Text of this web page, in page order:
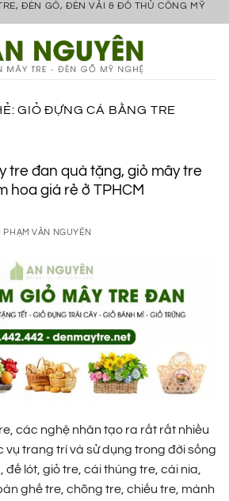
ĐÈN GỖ, ĐÈN VẢI & ĐỒ THỦ CÔNG MỸ
GIỎ ĐỰNG CÁ BẰNG TRE
tre đan quà tặng, giỏ mây tre
hoa giá rẻ ở TPHCM
PHẠM VĂN NGUYÊN
các nghệ nhân tạo ra rất rất nhiều
vụ trang trí và sử dụng trong đời sống
đế lót, giỏ tre, cái thúng tre, cái nia,
ghế tre, chõng tre, chiếu tre, mành